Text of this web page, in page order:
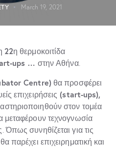
March 19, 2021
22η θερμοκοιτίδα
ups … στην Αθήνα.
Centre)θα προσφέρει
επιχειρήσεις (start-ups),
στον τομέα
μεταφέρουν τεχνογνωσία
συνηθίζεται για τις
θα παρέχει επιχειρηματική και